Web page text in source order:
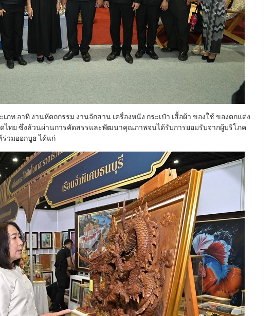
ท อาทิ งานหัตถกรรม งานจักสาน เครื่องหนัง กระเป๋า เสื้อผ้า ของใช้ ของตกแต่ง
ทย ซึ่งล้วนผ่านการคัดสรรและพัฒนาคุณภาพจนได้รับการยอมรับจากผู้บริโภค
วมออกบูธ ได้แก่